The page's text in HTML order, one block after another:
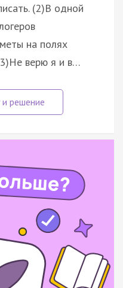
(2)В одной
на полях
верю я и в…